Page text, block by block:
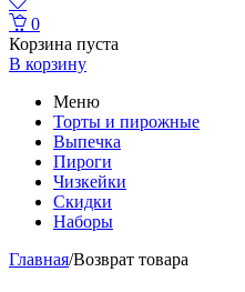
0
Корзина пуста
В корзину
Меню
Торты и пирожные
Выпечка
Пироги
Чизкейки
Скидки
Наборы
Главная/Возврат товара